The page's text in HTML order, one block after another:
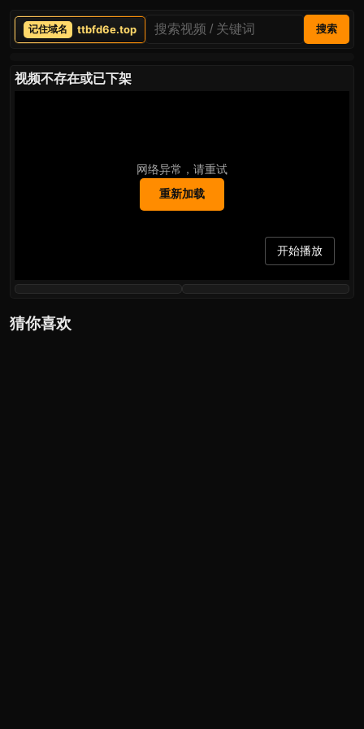
ttbfd6e.top 搜索
视频不存在或已下架
网络异常，请重试
重新加载
开始播放
猜你喜欢